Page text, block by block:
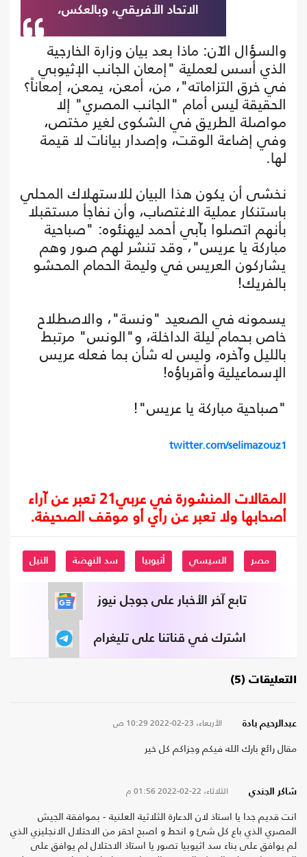
الاتحاد الأفريقي، وبالعكس،
والسؤال الآن: ماذا بعد بيان وزارة الخارجية
الذي أسس لعملية "إمعان الجانب الإثيوبي
في خرق التزاماته"، من، أمعن، يمعن، إمعاناً؟
الحقيقة ليس أمام "الجانب المصري" إلا
مواصلة الطريق في الشكوى لغير مختص،
وفي إضاعة الوقت، وإصدار بيانات لا قيمة
لها.
نخشى أن يكون هذا البيان للاستهلاك المحلي
باستنكار عملية الاغتصاب، وأن نفاجأ مستقبلا
بأنهم اتصلوا بآبي أحمد ليهنئوه: "صباحية
مباركة يا عريس"، وقد تنشر لهم صور وهم
يشاركون العريس في وليمة الحمام المحشو
بالفريك!
يسمونه في الصعيد "ونسة"، والاصطلاح
خاص بحمام ليلة الداخلة، و"الونس" مرتبط
بالليل وآخره، وليس له شأن بما فعله عريس
الإسماعيلية وأقرباؤه!
"صباحية مباركة يا عريس"!
twitter.com/selimazouz1
المقالات المنشورة في عربي21 تعبر عن آراء
أصحابها ولا تعبر عن رأي أو موقف الصحيفة.
مصر السيسي أثيوبيا سد النهضة النيل
تابع آخر الأخبار على جوجل نيوز
اشترك في قناتنا على تليغرام
التعليقات (5)
عبدالرحيم بادة الأربعاء، 23-02-2022 10:29 ص
مقال رائع بارك الله فيكم وجزاكم كل خير
شاكر الجندي الثلاثاء، 22-02-2022 01:56 م
انت قديم جدا يا استاذ لان الدعارة الثلاثية العلنية - بموافقة الجيش
المصري الذي باع كل شئ و انحط و اصبح احقر من الاحتلال الانجليزي الذي
لم يوافق على بناء سد اثيوبيا تصور يا استاذ الاحتلال لم يوافق على